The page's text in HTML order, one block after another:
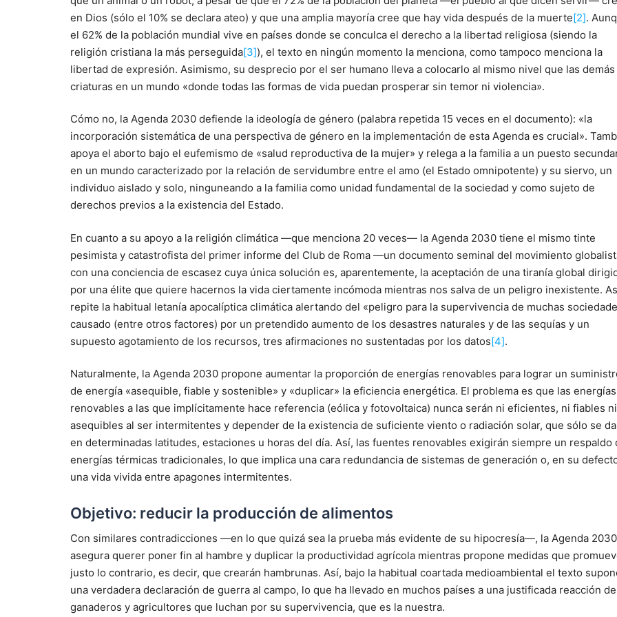
en Dios (sólo el 10% se declara ateo) y que una amplia mayoría cree que hay vida después de la muerte[2].
el 62% de la población mundial vive en países donde se conculca el derecho a la libertad religiosa (siendo la
religión cristiana la más perseguida[3]), el texto en ningún momento la menciona, como tampoco menciona la
libertad de expresión. Asimismo, su desprecio por el ser humano lleva a colocarlo al mismo nivel que las demás
criaturas en un mundo «donde todas las formas de vida puedan prosperar sin temor ni violencia».
Cómo no, la Agenda 2030 defiende la ideología de género (palabra repetida 15 veces en el documento): «la
incorporación sistemática de una perspectiva de género en la implementación de esta Agenda es crucial».
apoya el aborto bajo el eufemismo de «salud reproductiva de la mujer» y relega a la familia a un puesto
en un mundo caracterizado por la relación de servidumbre entre el amo (el Estado omnipotente) y su siervo, un
individuo aislado y solo, ninguneando a la familia como unidad fundamental de la sociedad y como sujeto de
derechos previos a la existencia del Estado.
En cuanto a su apoyo a la religión climática ―que menciona 20 veces― la Agenda 2030 tiene el mismo tinte
pesimista y catastrofista del primer informe del Club de Roma ―un documento seminal del movimiento
con una conciencia de escasez cuya única solución es, aparentemente, la aceptación de una tiranía global
por una élite que quiere hacernos la vida ciertamente incómoda mientras nos salva de un peligro inexistente.
repite la habitual letanía apocalíptica climática alertando del «peligro para la supervivencia de muchas
causado (entre otros factores) por un pretendido aumento de los desastres naturales y de las sequías y un
supuesto agotamiento de los recursos, tres afirmaciones no sustentadas por los datos[4].
Naturalmente, la Agenda 2030 propone aumentar la proporción de energías renovables para lograr un
de energía «asequible, fiable y sostenible» y «duplicar» la eficiencia energética. El problema es que las energías
renovables a las que implícitamente hace referencia (eólica y fotovoltaica) nunca serán ni eficientes, ni fiables ni
asequibles al ser intermitentes y depender de la existencia de suficiente viento o radiación solar, que sólo se
en determinadas latitudes, estaciones u horas del día. Así, las fuentes renovables exigirán siempre un respaldo
energías térmicas tradicionales, lo que implica una cara redundancia de sistemas de generación o, en su
una vida vivida entre apagones intermitentes.
Objetivo: reducir la producción de alimentos
Con similares contradicciones —en lo que quizá sea la prueba más evidente de su hipocresía—, la Agenda 2030
asegura querer poner fin al hambre y duplicar la productividad agrícola mientras propone medidas que
justo lo contrario, es decir, que crearán hambrunas. Así, bajo la habitual coartada medioambiental el texto
una verdadera declaración de guerra al campo, lo que ha llevado en muchos países a una justificada reacción de
ganaderos y agricultores que luchan por su supervivencia, que es la nuestra.